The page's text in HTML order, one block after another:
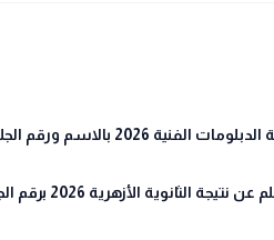
2026 بالاسم ورقم الجلوس
الأزهرية 2026 برقم الجلوس عبر بوابة الأزهر